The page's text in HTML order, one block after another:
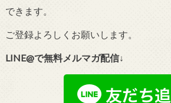
できます。
ご登録よろしくお願いします。
LINE@で無料メルマガ配信↓